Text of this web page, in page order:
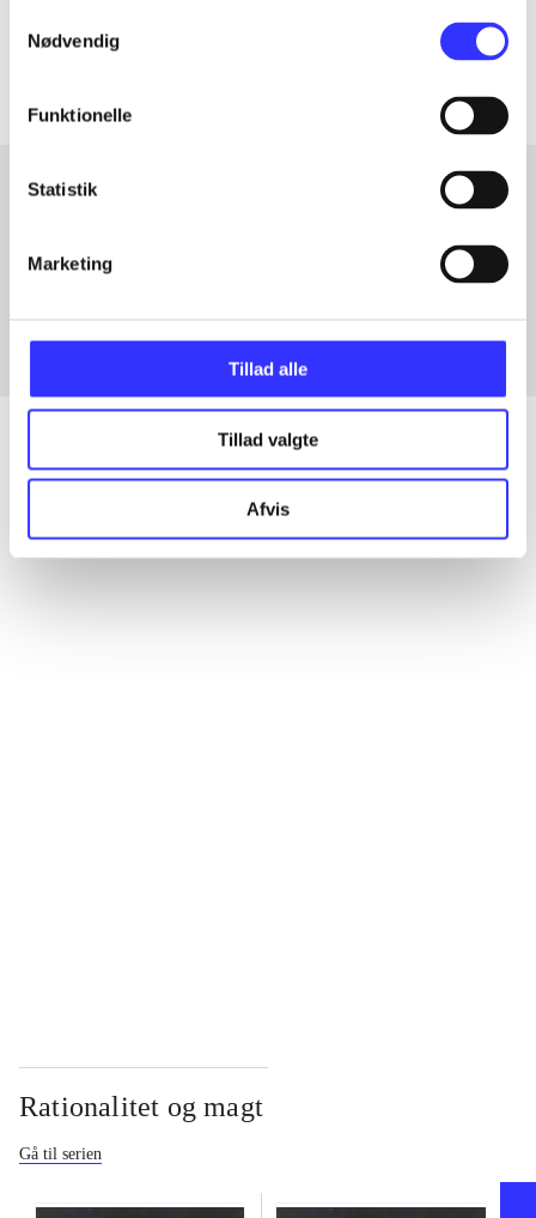
Nødvendig
Funktionelle
Statistik
Marketing
Tillad alle
Tillad valgte
Afvis
Artiklerne i
Fra
Alle registrerede artikler fordelt på udgivelser
Rationalitet og magt
Gå til serien